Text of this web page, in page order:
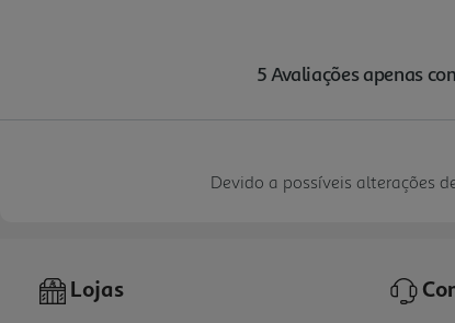
Devido a possíveis alterações
Lojas